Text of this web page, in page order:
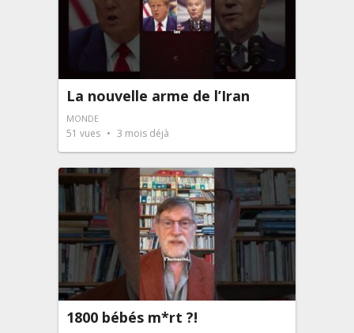
La nouvelle arme de l’Iran
MONDE
51 vues 3 mois déjà
1800 bébés m*rt ?!